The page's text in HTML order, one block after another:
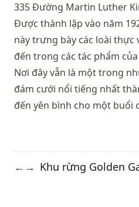
335 Đường Martin Luther
Được thành lập vào năm
này trưng bày các loài thực
đến trong các tác phẩm
Nơi đây vẫn là một trong
đám cưới nổi tiếng nhất
đến yên bình cho một buổi
← → Khu rừng Golden